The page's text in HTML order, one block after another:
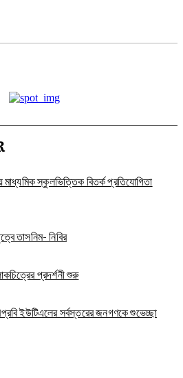
মাধ্যমিক স্কুলভিত্তিক বিতর্ক প্রতিযোগিতা
তাসনিম- নিবির
প্রদর্শনী শুরু
ইউটিএলের সর্বস্তরের জনগণকে শুভেচ্ছা